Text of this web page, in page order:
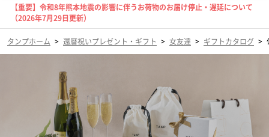
【重要】令和8年熊本地震の影響に伴うお荷物のお届け停止・遅延について
（2026年7月29日更新）
タンプホーム > 還暦祝いプレゼント・ギフト > 女友達 > ギフトカタログ >